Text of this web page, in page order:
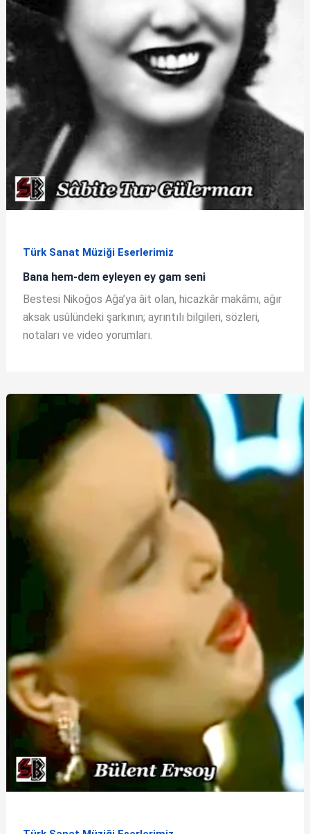
Türk Sanat Müziği Eserlerimiz
Bana hem-dem eyleyen ey gam seni
Bestesi Nikoğos Ağa’ya âit olan, hicazkâr makâmı, ağır
aksak usûlündeki şarkının; ayrıntılı bilgileri, sözleri,
notaları ve video yorumları.